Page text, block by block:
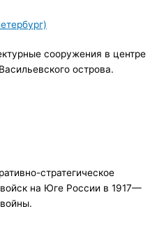
сооружения в центре
острова.
стратегическое
на Юге России в 1917—